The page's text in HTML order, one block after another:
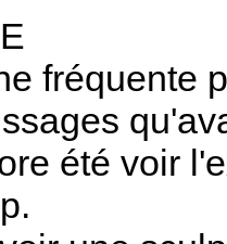
fréquente
été voir